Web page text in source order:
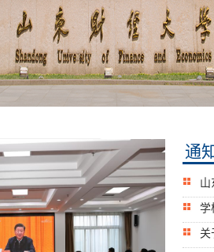
通
山
学
关